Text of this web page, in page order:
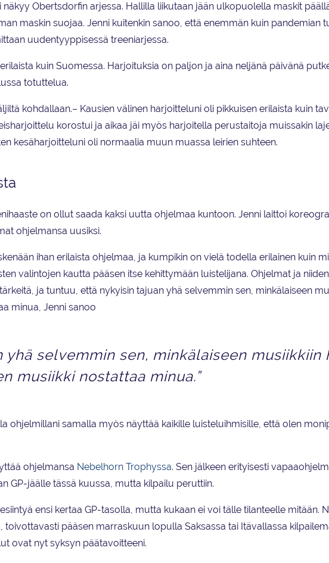
näkyy Obertsdorfin arjessa. Hallilla liikutaan jään ulkopuolella maskit
maskin suojaa. Jenni kuitenkin sanoo, että enemmän kuin pandemian
uudentyyppisessä treeniarjessa.
kuin Suomessa. Harjoituksia on paljon ja aina neljänä päivänä
totuttelua.
kohdallaan.– Kausien välinen harjoitteluni oli pikkuisen erilaista kuin
korostui ja aikaa jäi myös harjoitella perustaitoja muissakin
kesäharjoitteluni oli normaalia muun muassa leirien suhteen.
on ollut saada kaksi uutta ohjelmaa kuntoon. Jenni laittoi
ohjelmansa uusiksi.
ihan erilaista ohjelmaa, ja kumpikin on vielä todella erilainen kuin
valintojen kautta pääsen itse kehittymään luistelijana. Ohjelmat ja
ja tuntuu, että nykyisin tajuan yhä selvemmin sen, minkälaiseen
minua, Jenni sanoo
yhä selvemmin sen, minkälaiseen musiikkiin
musiikki nostattaa minua.”
ohjelmillani samalla myös näyttää kaikille luisteluihmisille, että olen
ohjelmansa Nebelhorn Trophyssa. Sen jälkeen erityisesti
GP-jäälle tässä kuussa, mutta kilpailu peruttiin.
ensi kertaa GP-tasolla, mutta kukaan ei voi tälle tilanteelle mitään.
toivottavasti pääsen marraskuun lopulla Saksassa tai Itävallassa
ovat nyt syksyn päätavoitteeni.